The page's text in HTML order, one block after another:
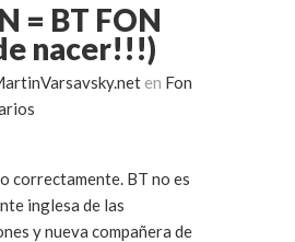
= BT FON
nacer!!!)
en Fon
correctamente. BT no es
inglesa de las
y nueva compañera de